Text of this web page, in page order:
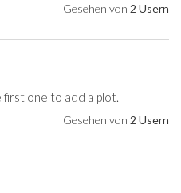
Gesehen von 2 Usern
one to add a plot.
Gesehen von 2 Usern